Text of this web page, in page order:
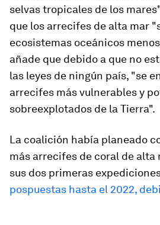
selvas tropicales de los
que los arrecifes de alta mar
ecosistemas oceánicos
añade que debido a que no
las leyes de ningún país, "se
arrecifes más vulnerables y
sobreexplotados de la Tierra".
La coalición había planeado
más arrecifes de coral de alta
sus dos primeras
pospuestas hasta el 2022,